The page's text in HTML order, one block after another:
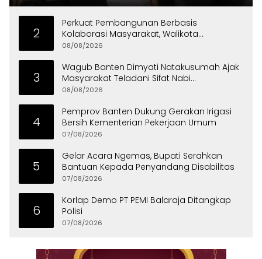
2
Perkuat Pembangunan Berbasis
Kolaborasi Masyarakat, Walikota
Tangerang Raih LPM Award 2026
08/08/2026
3
Wagub Banten Dimyati Natakusumah Ajak
Masyarakat Teladani Sifat Nabi
Muhammad
08/08/2026
4
Pemprov Banten Dukung Gerakan Irigasi
Bersih Kementerian Pekerjaan Umum
07/08/2026
5
Gelar Acara Ngemas, Bupati Serahkan
Bantuan Kepada Penyandang Disabilitas
07/08/2026
6
Korlap Demo PT PEMI Balaraja Ditangkap
Polisi
07/08/2026